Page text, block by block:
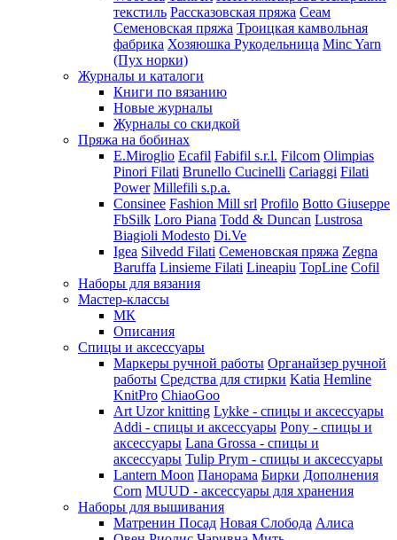
текстиль Рассказовская пряжа Сеам
Семеновская пряжа Троицкая камвольная
фабрика Хозяюшка Рукодельница Minc Yarn
(Пух норки)
Журналы и каталоги
Книги по вязанию
Новые журналы
Журналы со скидкой
Пряжа на бобинах
E.Miroglio Ecafil Fabifil s.r.l. Filcom Olimpias
Pinori Filati Brunello Cucinelli Cariaggi Filati
Power Millefili s.p.a.
Consinee Fashion Mill srl Profilo Botto Giuseppe
FbSilk Loro Piana Todd & Duncan Lustrosa
Biagioli Modesto Di.Ve
Igea Silvedd Filati Семеновская пряжа Zegna
Baruffa Linsieme Filati Lineapiu TopLine Cofil
Наборы для вязания
Мастер-классы
МК
Описания
Спицы и аксессуары
Маркеры ручной работы Органайзер ручной
работы Средства для стирки Katia Hemline
KnitPro ChiaoGoo
Art Uzor knitting Lykke - спицы и аксессуары
Addi - спицы и аксессуары Pony - спицы и
аксессуары Lana Grossa - спицы и
аксессуары Tulip Prym - спицы и аксессуары
Lantern Moon Панорама Бирки Дополнения
Corn MUUD - аксессуары для хранения
Наборы для вышивания
Матренин Посад Новая Слобода Алиса